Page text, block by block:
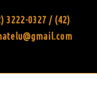
3222-0327 / (42)